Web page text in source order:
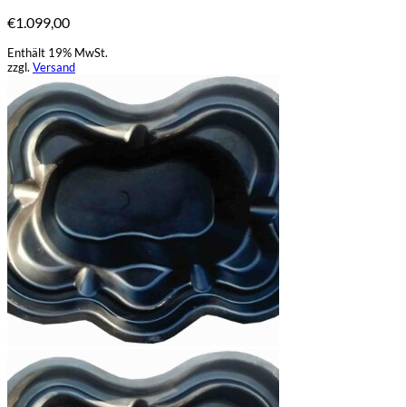
€1.099,00
Enthält 19% MwSt.
zzgl. Versand